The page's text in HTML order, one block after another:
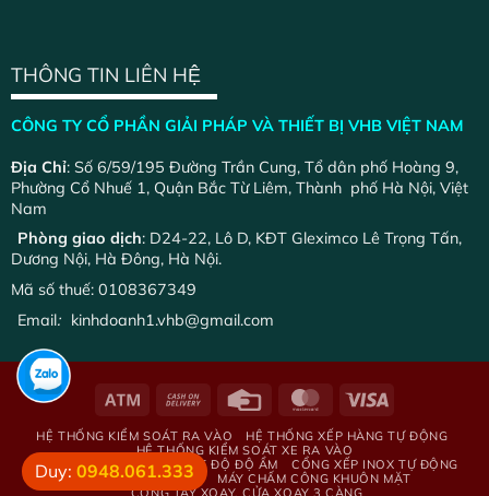
THÔNG TIN LIÊN HỆ
CÔNG TY CỔ PHẦN GIẢI PHÁP VÀ THIẾT BỊ VHB VIỆT NAM
Địa Chỉ: Số 6/59/195 Đường Trần Cung, Tổ dân phố Hoàng 9,
Phường Cổ Nhuế 1, Quận Bắc Từ Liêm, Thành phố Hà Nội, Việt
Nam
Phòng giao dịch: D24-22, Lô D, KĐT Gleximco Lê Trọng Tấn,
Dương Nội, Hà Đông, Hà Nội.
Mã số thuế: 0108367349
Email: kinhdoanh1.vhb@gmail.com
HỆ THỐNG KIỂM SOÁT RA VÀO
HỆ THỐNG XẾP HÀNG TỰ ĐỘNG
HỆ THỐNG KIỂM SOÁT XE RA VÀO
HỆ THỐNG GIÁM SÁT NHIỆT ĐỘ ĐỘ ẨM
CỔNG XẾP INOX TỰ ĐỘNG
BẢNG LED HIỂN THỊ
MÁY CHẤM CÔNG KHUÔN MẶT
Duy: 0948.061.333